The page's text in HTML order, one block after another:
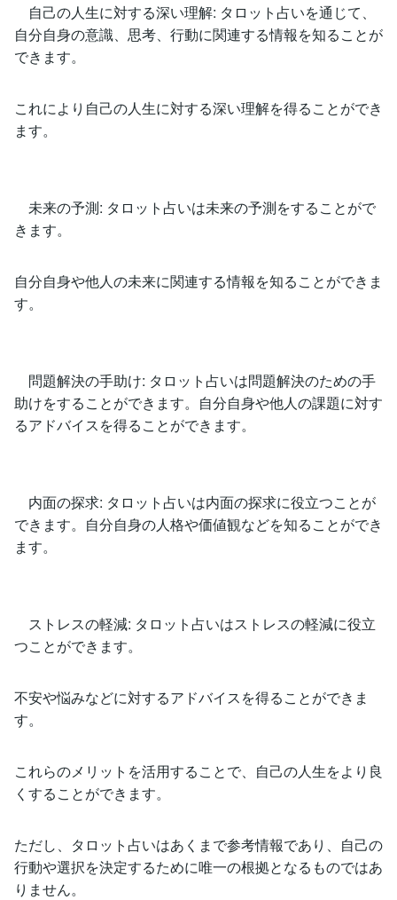
自己の人生に対する深い理解: タロット占いを通じて、
自分自身の意識、思考、行動に関連する情報を知ることが
できます。
これにより自己の人生に対する深い理解を得ることができ
ます。
未来の予測: タロット占いは未来の予測をすることがで
きます。
自分自身や他人の未来に関連する情報を知ることができま
す。
問題解決の手助け: タロット占いは問題解決のための手
助けをすることができます。自分自身や他人の課題に対す
るアドバイスを得ることができます。
内面の探求: タロット占いは内面の探求に役立つことが
できます。自分自身の人格や価値観などを知ることができ
ます。
ストレスの軽減: タロット占いはストレスの軽減に役立
つことができます。
不安や悩みなどに対するアドバイスを得ることができま
す。
これらのメリットを活用することで、自己の人生をより良
くすることができます。
ただし、タロット占いはあくまで参考情報であり、自己の
行動や選択を決定するために唯一の根拠となるものではあ
りません。